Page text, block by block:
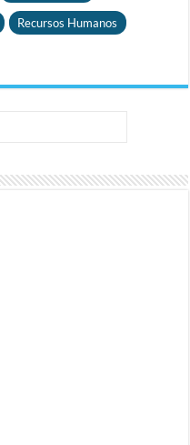
Recursos Humanos